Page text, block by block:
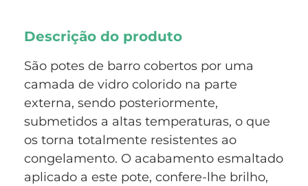
Descrição do produto
São potes de barro cobertos por uma
camada de vidro colorido na parte
externa, sendo posteriormente,
submetidos a altas temperaturas, o que
os torna totalmente resistentes ao
congelamento. O acabamento esmaltado
aplicado a este pote, confere-lhe brilho,